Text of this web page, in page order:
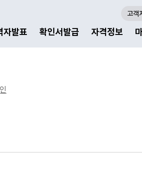
자발표 확인서발급 자격정보
고객